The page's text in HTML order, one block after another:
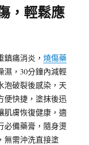
，輕鬆應
鎮痛消炎，燒傷藥
濕，30分鐘內減輕
泡破裂後感染，天
便快捷，塗抹後迅
肌膚恢復健康，適
必備藥膏，隨身燙
無需沖洗直接塗